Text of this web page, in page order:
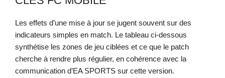
Les effets d’une mise à jour se jugent souvent sur des
indicateurs simples en match. Le tableau ci-dessous
synthétise les zones de jeu ciblées et ce que le patch
cherche à rendre plus régulier, en cohérence avec la
communication d’EA SPORTS sur cette version.